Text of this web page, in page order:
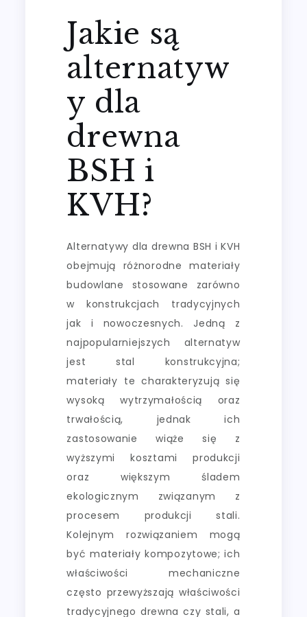
Jakie są
alternatyw
y dla
drewna
BSH i
KVH?
Alternatywy dla drewna BSH i KVH
obejmują różnorodne materiały
budowlane stosowane zarówno
w konstrukcjach tradycyjnych
jak i nowoczesnych. Jedną z
najpopularniejszych alternatyw
jest stal konstrukcyjna;
materiały te charakteryzują się
wysoką wytrzymałością oraz
trwałością, jednak ich
zastosowanie wiąże się z
wyższymi kosztami produkcji
oraz większym śladem
ekologicznym związanym z
procesem produkcji stali.
Kolejnym rozwiązaniem mogą
być materiały kompozytowe; ich
właściwości mechaniczne
często przewyższają właściwości
tradycyjnego drewna czy stali, a